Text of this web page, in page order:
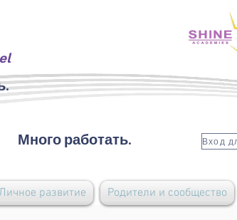
Много работать.
развитие Родители и сообщество